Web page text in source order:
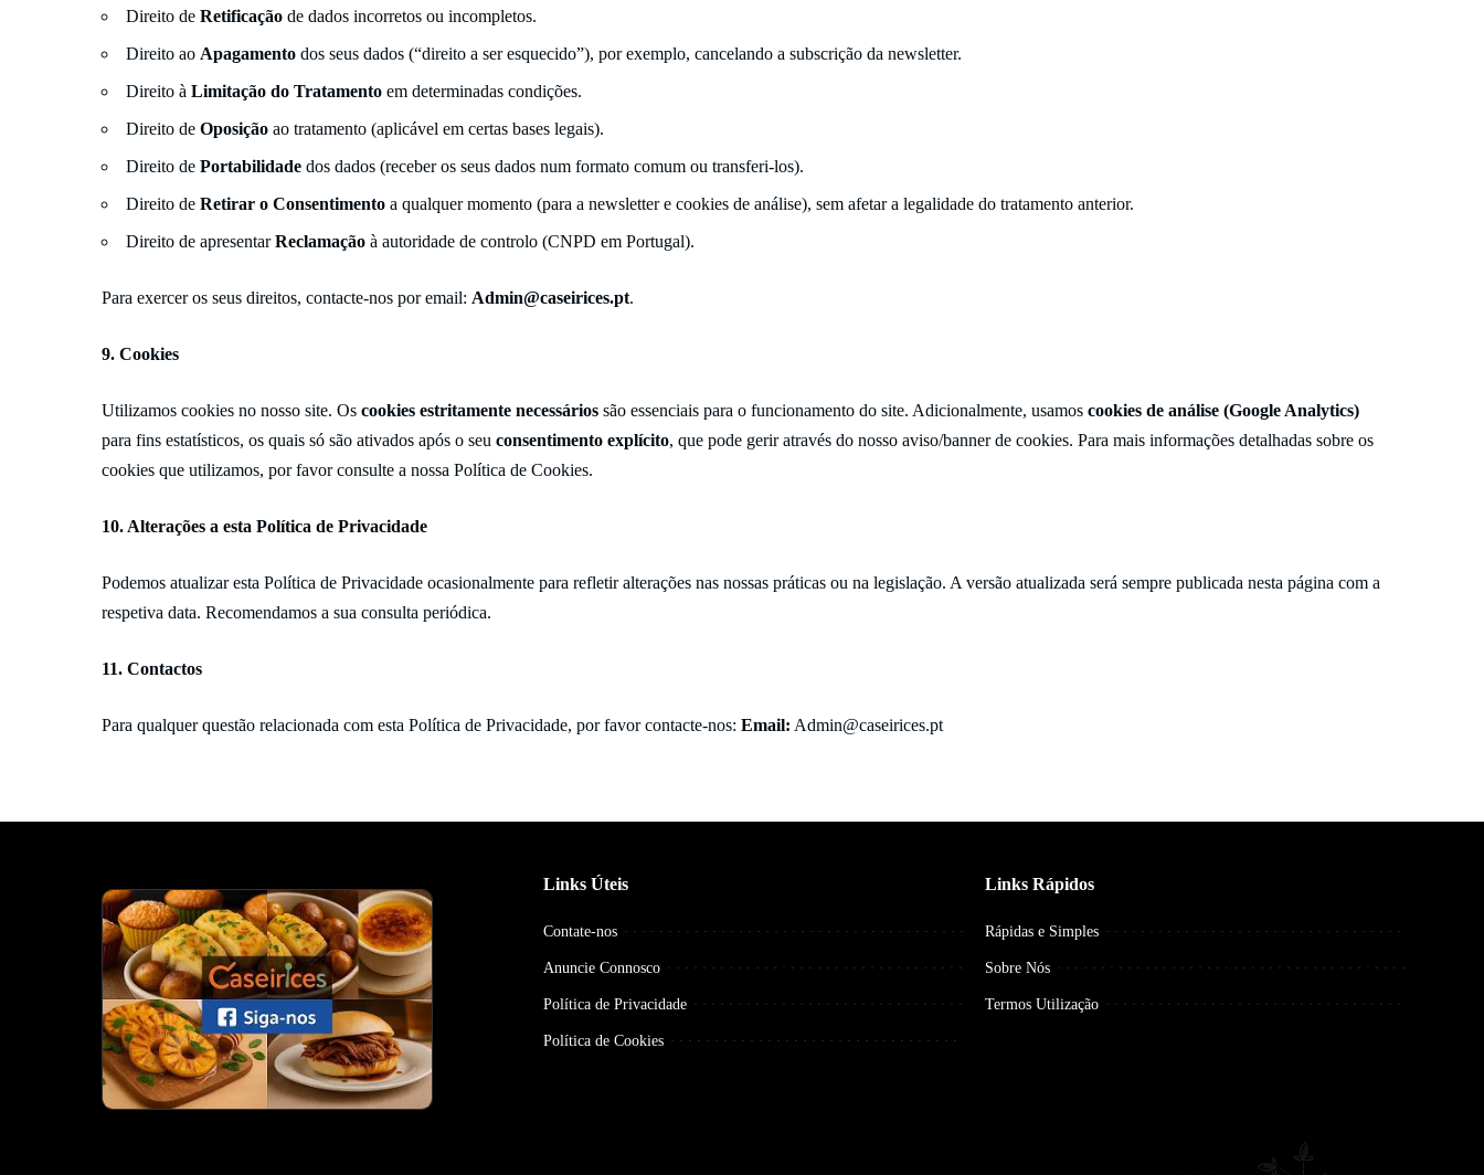
Direito de Retificação de dados incorretos ou incompletos.
Direito ao Apagamento dos seus dados (“direito a ser esquecido”), por exemplo, cancelando a subscrição da newsletter.
Direito à Limitação do Tratamento em determinadas condições.
Direito de Oposição ao tratamento (aplicável em certas bases legais).
Direito de Portabilidade dos dados (receber os seus dados num formato comum ou transferi-los).
Direito de Retirar o Consentimento a qualquer momento (para a newsletter e cookies de análise), sem afetar a legalidade do tratamento anterior.
Direito de apresentarReclamação à autoridade de controlo (CNPD em Portugal).
Para exercer os seus direitos, contacte-nos por email: Admin@caseirices.pt.
9. Cookies
Utilizamos cookies no nosso site. Os cookies estritamente necessários são essenciais para o funcionamento do site. Adicionalmente, usamos cookies de análise (Google Analytics)
para fins estatísticos, os quais só são ativados após o seu consentimento explícito, que pode gerir através do nosso aviso/banner de cookies. Para mais informações detalhadas sobre os
cookies que utilizamos, por favor consulte a nossa Política de Cookies.
10. Alterações a esta Política de Privacidade
Podemos atualizar esta Política de Privacidade ocasionalmente para refletir alterações nas nossas práticas ou na legislação. A versão atualizada será sempre publicada nesta página com a
respetiva data. Recomendamos a sua consulta periódica.
11. Contactos
Para qualquer questão relacionada com esta Política de Privacidade, por favor contacte-nos: Email: Admin@caseirices.pt
Links Úteis
Contate-nos
Anuncie Connosco
Política de Privacidade
Política de Cookies
Links Rápidos
Rápidas e Simples
Sobre Nós
Termos Utilização